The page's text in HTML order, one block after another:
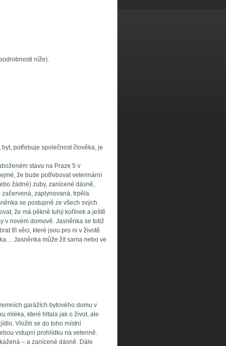
níže).
potřebuje společnost člověka, je
stavu na Praze 5 v
že bude potřebovat veterinární
žádné) zuby, zanícené dásně,
zaplynovaná, trpěla
se postupně ze všech svých
že má pěkně tuhý kořínek a ještě
v novém domově. Jasněnka se totiž
tři věci, které jsou pro ni v životě
Jasněnka může žít sama nebo ve
garážích bytového domu v
mléka, které hltala jak o život, ale
Vložili se do toho místní
vstupní prohlídku na veterině.
– a zanícené dásně. Dále